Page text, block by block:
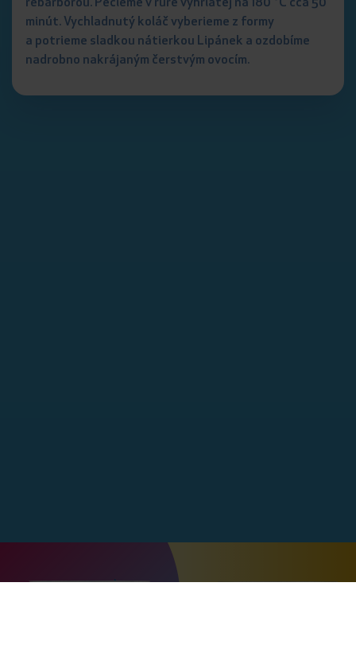
rebarborou. Pečieme v rúre vyhriatej na 180 °C cca 50
minút. Vychladnutý koláč vyberieme z formy
a potrieme sladkou nátierkou Lipánek a ozdobíme
nadrobno nakrájaným čerstvým ovocím.